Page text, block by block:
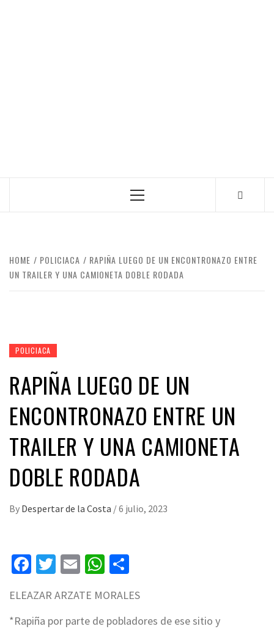
Primary
HOME POLICIACA
RAPIÑA LUEGO DE UN ENCONTRONAZO ENTRE
UN TRAILER Y UNA CAMIONETA DOBLE RODADA
POLICIACA
RAPIÑA LUEGO DE UN
ENCONTRONAZO ENTRE UN
TRAILER Y UNA CAMIONETA
DOBLE RODADA
By Despertar de la Costa /6 julio, 2023
Facebook
Twitter
EmailWhatsApp
ELEAZAR ARZATE MORALES
*Rapiña por parte de pobladores de ese sitio y